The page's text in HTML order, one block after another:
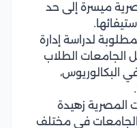
ميسرة إلى حد
لدراسة إدارة
الجامعات الطلاب
على تقدير 50% في البكالوريوس،
المصرية زهيدة
الجامعات في مختلف